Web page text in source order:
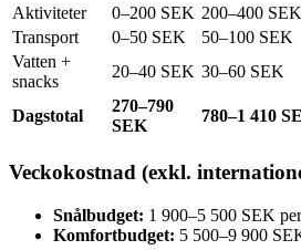
Aktiviteter
0–200 SEK 200–400 SEK
Transport
0–50 SEK 50–100 SEK
Vatten +
snacks
20–40 SEK 30–60 SEK
Dagstotal
270–790
SEK
780–1 410
Veckokostnad (exkl.
Snålbudget: 1 900–5 500 SEK
Komfortbudget: 5 500–9 900